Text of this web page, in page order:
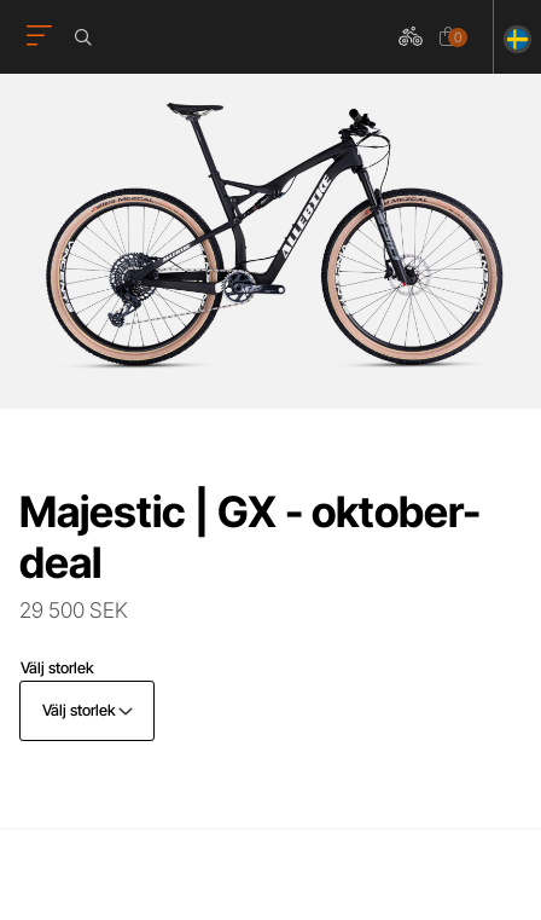
0
Majestic | GX - oktober-
deal
29 500 SEK
Välj storlek
Välj storlek